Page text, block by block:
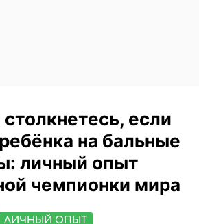
если
на бальные
личный опыт
чемпионки мира
ЛИЧНЫЙ ОПЫТ